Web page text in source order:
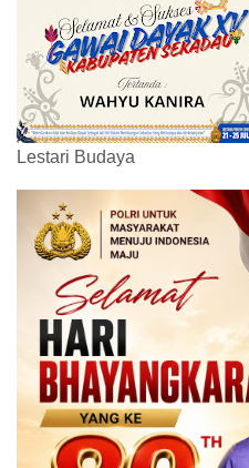
Lestari Budaya